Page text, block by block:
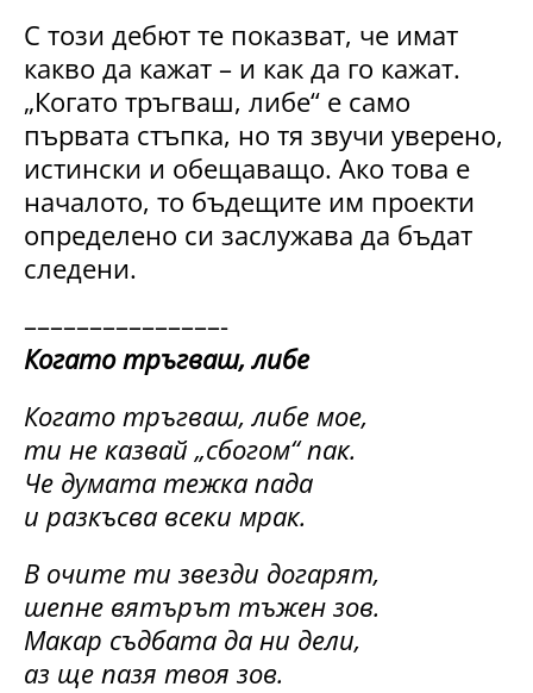
С този дебют те показват, че имат
какво да кажат – и как да го кажат.
„Когато тръгваш, либе“ е само
първата стъпка, но тя звучи уверено,
истински и обещаващо. Ако това е
началото, то бъдещите им проекти
определено си заслужава да бъдат
следени.
–––––––––––––––-
Когато тръгваш, либе
Когато тръгваш, либе мое,
ти не казвай „сбогом“ пак.
Че думата тежка пада
и разкъсва всеки мрак.
В очите ти звезди догарят,
шепне вятърът тъжен зов.
Макар съдбата да ни дели,
аз ще пазя твоя зов.